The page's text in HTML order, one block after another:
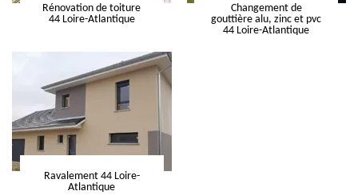
Rénovation de toiture
44 Loire-Atlantique
Changement de
gouttière alu, zinc et pvc
44 Loire-Atlantique
Ravalement 44 Loire-
Atlantique